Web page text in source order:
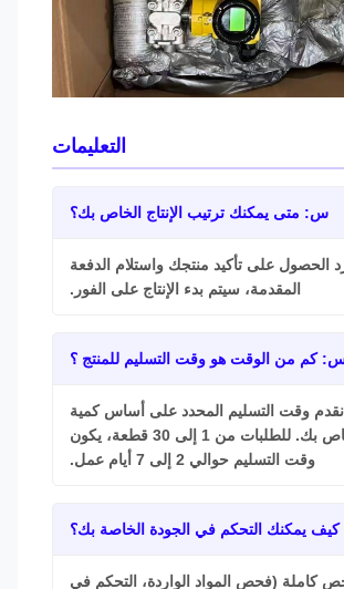
التعليمات
متى يمكنك ترتيب الإنتاج الخاص بك؟
على تأكيد منتجك واستلام الدفعة
المقدمة، سيتم بدء الإنتاج على الفور.
من الوقت هو وقت التسليم للمنتج ؟
التسليم المحدد على أساس كمية
الطلب الخاص بك. للطلبات من 1 إلى 30 قطعة، يكون
وقت التسليم حوالي 2 إلى 7 أيام عمل.
التحكم في الجودة الخاصة بك؟
(فحص المواد الواردة، التحكم في